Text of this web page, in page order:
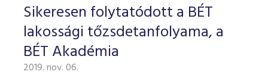
Sikeresen folytatódott a BÉT
lakossági tőzsdetanfolyama, a
BÉT Akadémia
2019. nov. 06.